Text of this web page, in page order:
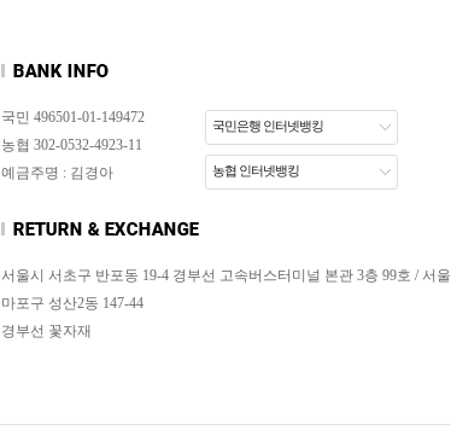
국민 496501-01-149472
농협 302-0532-4923-11
예금주명 : 김경아
국민은행 인터넷뱅킹
농협 인터넷뱅킹
서울시 서초구 반포동 19-4 경부선 고속버스터미널 본관 3층 99호 / 서울
마포구 성산2동 147-44
경부선 꽃자재